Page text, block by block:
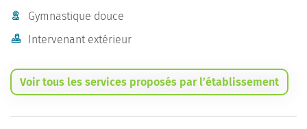
Gymnastique douce
Intervenant extérieur
Voir tous les services proposés par l’établissement